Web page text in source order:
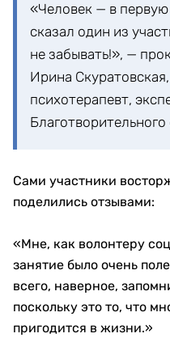
«Человек — в
сказал один из
не забывать!», —
Ирина
психотерапевт,
Сами участники
поделились отзывами:
«Мне, как волонтеру
занятие было очень
всего, наверное,
поскольку это то, что
пригодится в жизни.»